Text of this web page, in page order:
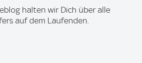
halten wir Dich über alle
auf dem Laufenden.